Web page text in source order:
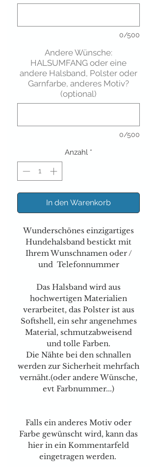
0/500
Andere Wünsche:
HALSUMFANG oder eine
andere Halsband, Polster oder
Garnfarbe, anderes Motiv?
(optional)
0/500
Anzahl *
In den Warenkorb
Wunderschönes einzigartiges
Hundehalsband bestickt mit
Ihrem Wunschnamen oder /
und Telefonnummer
Das Halsband wird aus
hochwertigen Materialien
verarbeitet, das Polster ist aus
Softshell, ein sehr angenehmes
Material, schmutzabweisend
und tolle Farben.
Die Nähte bei den schnallen
werden zur Sicherheit mehrfach
vernäht.(oder andere Wünsche,
evt Farbnummer...)
Falls ein anderes Motiv oder
Farbe gewünscht wird, kann das
hier in ein Kommentarfeld
eingetragen werden.